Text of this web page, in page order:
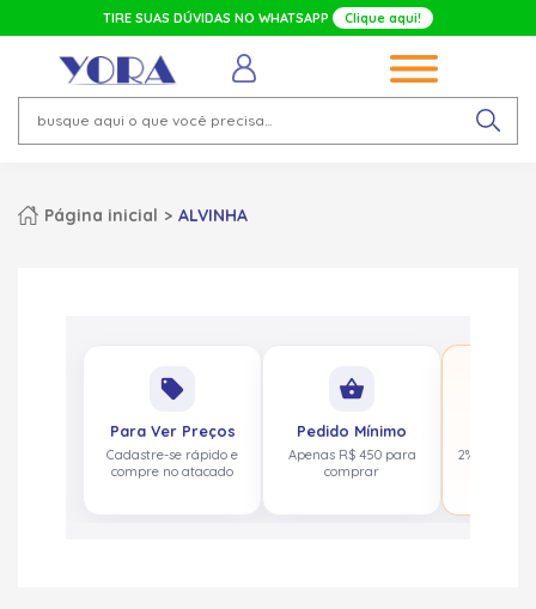
TIRE SUAS DÚVIDAS NO WHATSAPP Clique aqui!
Página inicial ALVINHA
local_offer
Para Ver Preços
Cadastre-se rápido e
compre no atacado
shopping_basket
Pedido Mínimo
Apenas R$ 450 para
comprar
2% de volta